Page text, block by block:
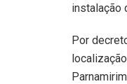
instalação
Por